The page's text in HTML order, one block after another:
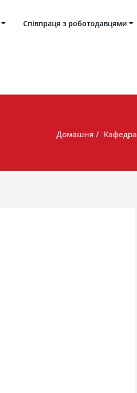
Співпраця з роботодавцями
Домашня Кафедра